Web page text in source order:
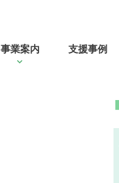
事業案内 支援事例